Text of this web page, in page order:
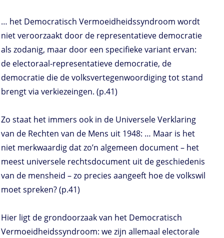
… het Democratisch Vermoeidheidssyndroom wordt
niet veroorzaakt door de representatieve democratie
als zodanig, maar door een specifieke variant ervan:
de electoraal-representatieve democratie, de
democratie die de volksvertegenwoordiging tot stand
brengt via verkiezeingen. (p.41)
Zo staat het immers ook in de Universele Verklaring
van de Rechten van de Mens uit 1948: … Maar is het
niet merkwaardig dat zo’n algemeen document – het
meest universele rechtsdocument uit de geschiedenis
van de mensheid – zo precies aangeeft hoe de volkswil
moet spreken? (p.41)
Hier ligt de grondoorzaak van het Democratisch
Vermoeidheidssyndroom: we zijn allemaal electorale